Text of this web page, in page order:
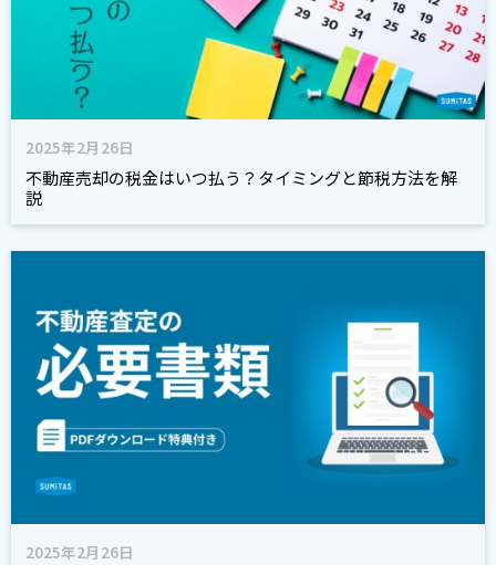
2025年2月26日
不動産売却の税金はいつ払う？タイミングと節税方法を解
説
2025年2月26日